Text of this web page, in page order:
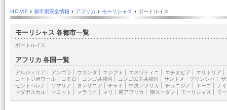
HOME › 都市別安全情報 › アフリカ › モーリシャス › ポートルイス
モーリシャス 各都市一覧
ポートルイス
アフリカ 各国一覧
アルジェリア アンゴラ ウガンダ エジプト エスワティニ エチオピア エリトリア
コートジボワール
コモロ コンゴ共和国 コンゴ民主共和国 サントメ・プリンシペ
ザ
セントヘレナ
ソマリア タンザニア チャド 中央アフリカ チュニジア トーゴ|
ナ
マダガスカル
マヨット マラウイ マリ 南アフリカ 南スーダン モーリシャス モ